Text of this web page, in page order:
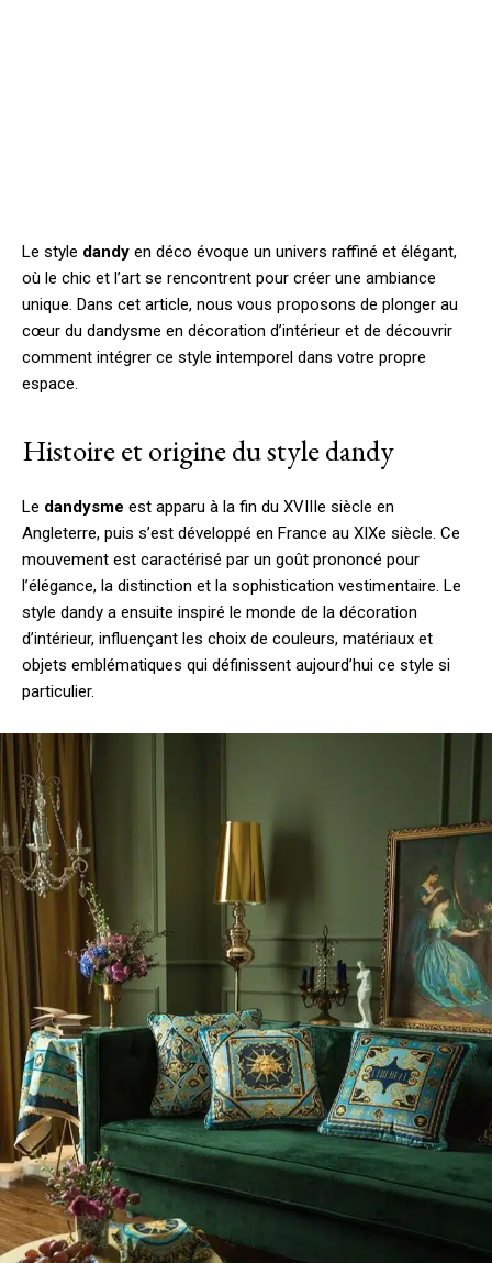
Le style dandy en déco évoque un univers raffiné et élégant,
où le chic et l’art se rencontrent pour créer une ambiance
unique. Dans cet article, nous vous proposons de plonger au
cœur du dandysme en décoration d’intérieur et de découvrir
comment intégrer ce style intemporel dans votre propre
espace.
Histoire et origine du style dandy
Le dandysme est apparu à la fin du XVIIIe siècle en
Angleterre, puis s’est développé en France au XIXe siècle. Ce
mouvement est caractérisé par un goût prononcé pour
l’élégance, la distinction et la sophistication vestimentaire. Le
style dandy a ensuite inspiré le monde de la décoration
d’intérieur, influençant les choix de couleurs, matériaux et
objets emblématiques qui définissent aujourd’hui ce style si
particulier.